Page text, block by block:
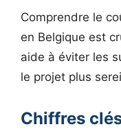
Comprendre le
en Belgique est
aide à éviter les
le projet plus
Chiffres